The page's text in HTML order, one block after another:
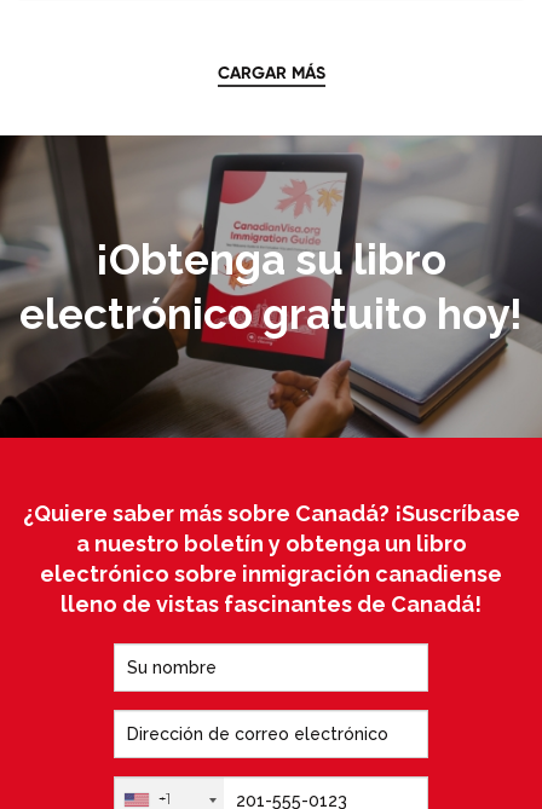
CARGAR MÁS
¡Obtenga su libro
electrónico gratuito hoy!
¿Quiere saber más sobre Canadá? ¡Suscríbase
a nuestro boletín y obtenga un libro
electrónico sobre inmigración canadiense
lleno de vistas fascinantes de Canadá!
+1